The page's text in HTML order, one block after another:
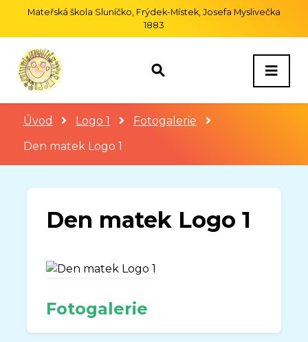
Mateřská škola Sluníčko, Frýdek-Místek, Josefa Myslivečka
1883
Úvod Logo 1
Fotogalerie
Den matek Logo 1
Den matek Logo 1
Fotogalerie